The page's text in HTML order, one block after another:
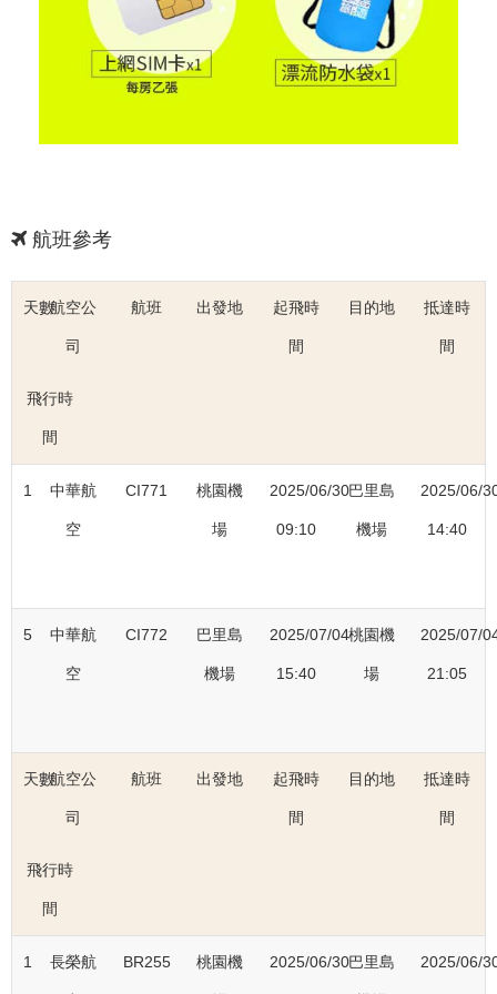
航班參考
天數航空公
司
航班 出發地 起飛時
間
目的地 抵達時
間
飛行時
間
1 中華航
空
CI771 桃園機
場
2025/06/30
09:10
巴里島
機場
2025/06/
14:40
5 中華航
空
CI772 巴里島
機場
2025/07/04
15:40
桃園機
場
2025/07/
21:05
天數航空公
司
航班 出發地 起飛時
間
目的地 抵達時
間
飛行時
間
1 長榮航 BR255 桃園機 2025/06/30巴里島 2025/06/